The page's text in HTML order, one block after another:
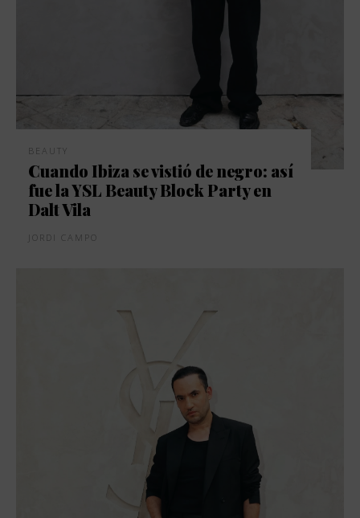
BEAUTY
Cuando Ibiza se vistió de negro: así
fue la YSL Beauty Block Party en
Dalt Vila
JORDI CAMPO